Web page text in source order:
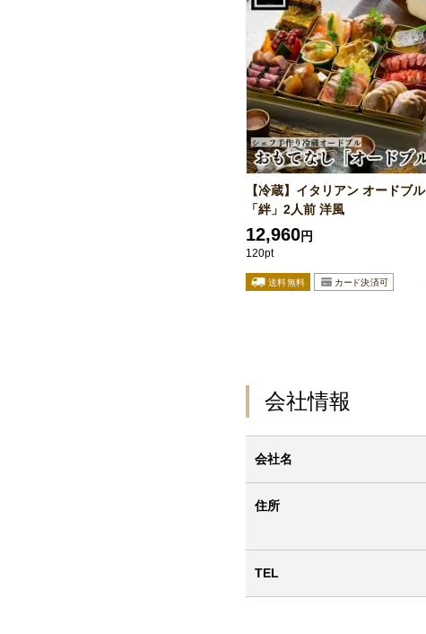
【冷蔵】イタリアン オードブル
「絆」2人前 洋風
12,960円
120pt
会社情報
会社名
住所
TEL